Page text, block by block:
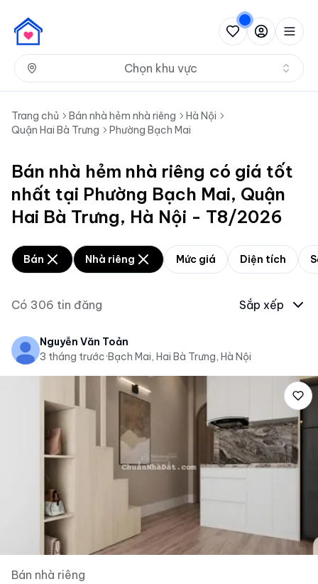
Chọn khu vực
Trang chủ Bán nhà hẻm nhà riêng
Hà Nội
Quận Hai Bà Trưng
Phường Bạch Mai
Bán nhà hẻm nhà riêng có giá tốt
nhất tại Phường Bạch Mai, Quận
Hai Bà Trưng, Hà Nội - T8/2026
Bán Nhà riêng Mức giá Diện tích
Có 306 tin đăng Sắp xếp
Nguyễn Văn Toản
3 tháng trước·Bạch Mai, Hai Bà Trưng, Hà Nội
Bán nhà riêng